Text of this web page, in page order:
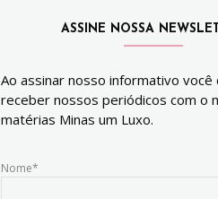
ASSINE NOSSA
Ao assinar nosso informativo você
receber nossos periódicos com o
matérias Minas um Luxo.
Nome*